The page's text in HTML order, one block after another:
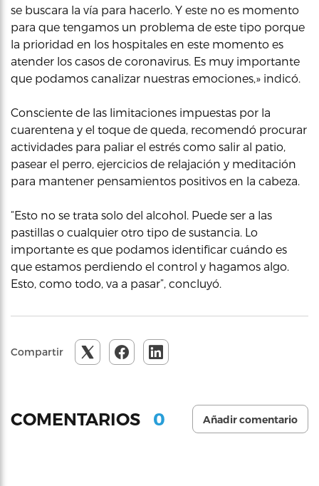
se buscara la vía para hacerlo. Y este no es momento
para que tengamos un problema de este tipo porque
la prioridad en los hospitales en este momento es
atender los casos de coronavirus. Es muy importante
que podamos canalizar nuestras emociones,» indicó.
Consciente de las limitaciones impuestas por la
cuarentena y el toque de queda, recomendó procurar
actividades para paliar el estrés como salir al patio,
pasear el perro, ejercicios de relajación y meditación
para mantener pensamientos positivos en la cabeza.
“Esto no se trata solo del alcohol. Puede ser a las
pastillas o cualquier otro tipo de sustancia. Lo
importante es que podamos identificar cuándo es
que estamos perdiendo el control y hagamos algo.
Esto, como todo, va a pasar”, concluyó.
Compartir
COMENTARIOS 0 Añadir comentario